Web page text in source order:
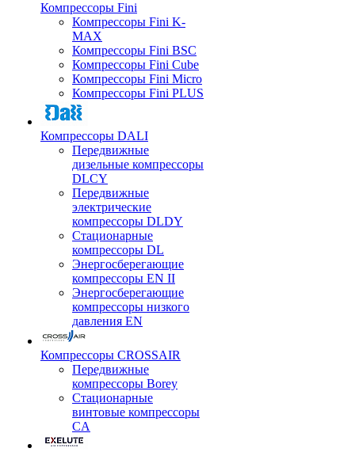
Компрессоры Fini
Компрессоры Fini K-
MAX
Компрессоры Fini BSC
Компрессоры Fini Cube
Компрессоры Fini Micro
Компрессоры Fini PLUS
Компрессоры DALI
Передвижные
дизельные компрессоры
DLCY
Передвижные
электрические
компрессоры DLDY
Стационарные
компрессоры DL
Энергосберегающие
компрессоры EN II
Энергосберегающие
компрессоры низкого
давления EN
Компрессоры CROSSAIR
Передвижные
компрессоры Borey
Стационарные
винтовые компрессоры
CA